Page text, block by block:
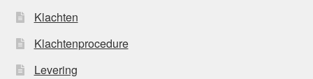
Klachten
Klachtenprocedure
Levering